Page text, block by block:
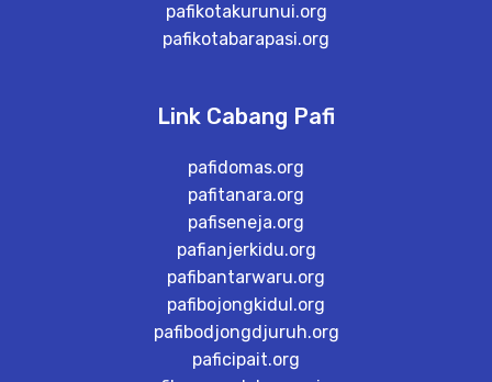
pafikotakurunui.org
pafikotabarapasi.org
Link Cabang Pafi
pafidomas.org
pafitanara.org
pafiseneja.org
pafianjerkidu.org
pafibantarwaru.org
pafibojongkidul.org
pafibodjongdjuruh.org
paficipait.org